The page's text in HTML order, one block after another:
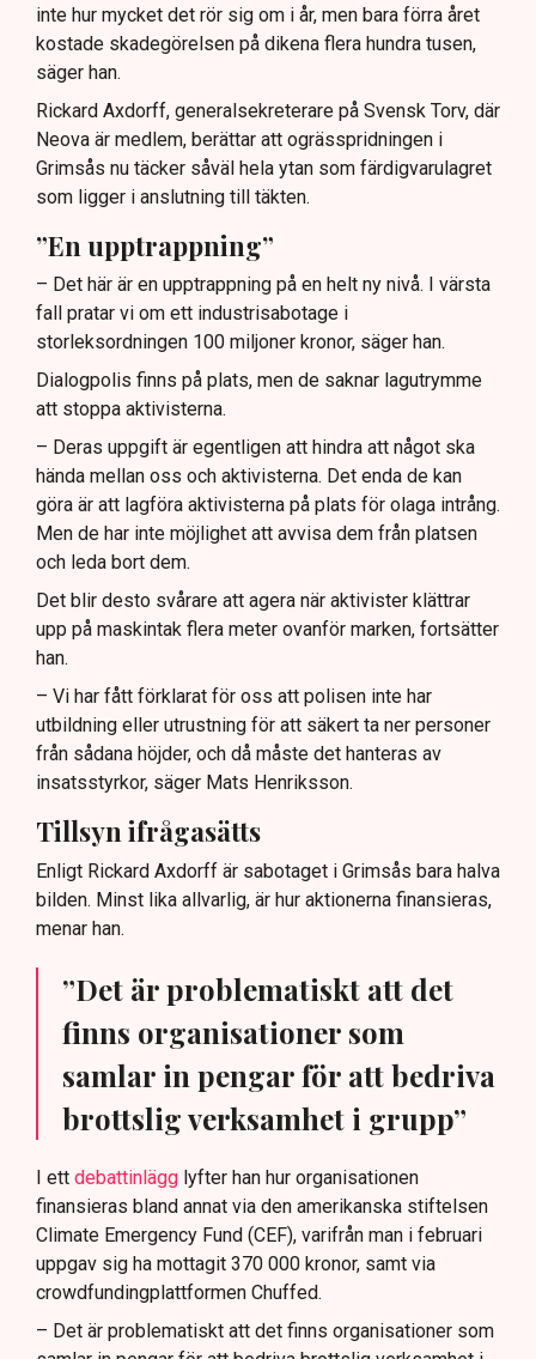
inte hur mycket det rör sig om i år, men bara förra året
kostade skadegörelsen på dikena flera hundra tusen,
säger han.
Rickard Axdorff, generalsekreterare på Svensk Torv, där
Neova är medlem, berättar att ogrässpridningen i
Grimsås nu täcker såväl hela ytan som färdigvarulagret
som ligger i anslutning till täkten.
”En upptrappning”
– Det här är en upptrappning på en helt ny nivå. I värsta
fall pratar vi om ett industrisabotage i
storleksordningen 100 miljoner kronor, säger han.
Dialogpolis finns på plats, men de saknar lagutrymme
att stoppa aktivisterna.
– Deras uppgift är egentligen att hindra att något ska
hända mellan oss och aktivisterna. Det enda de kan
göra är att lagföra aktivisterna på plats för olaga intrång.
Men de har inte möjlighet att avvisa dem från platsen
och leda bort dem.
Det blir desto svårare att agera när aktivister klättrar
upp på maskintak flera meter ovanför marken, fortsätter
han.
– Vi har fått förklarat för oss att polisen inte har
utbildning eller utrustning för att säkert ta ner personer
från sådana höjder, och då måste det hanteras av
insatsstyrkor, säger Mats Henriksson.
Tillsyn ifrågasätts
Enligt Rickard Axdorff är sabotaget i Grimsås bara halva
bilden. Minst lika allvarlig, är hur aktionerna finansieras,
menar han.
”Det är problematiskt att det
finns organisationer som
samlar in pengar för att bedriva
brottslig verksamhet i grupp”
I ett debattinlägg lyfter han hur organisationen
finansieras bland annat via den amerikanska stiftelsen
Climate Emergency Fund (CEF), varifrån man i februari
uppgav sig ha mottagit 370 000 kronor, samt via
crowdfundingplattformen Chuffed.
– Det är problematiskt att det finns organisationer som